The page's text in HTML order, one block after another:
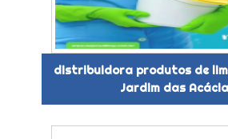
distribuidora produtos de
Jardim das